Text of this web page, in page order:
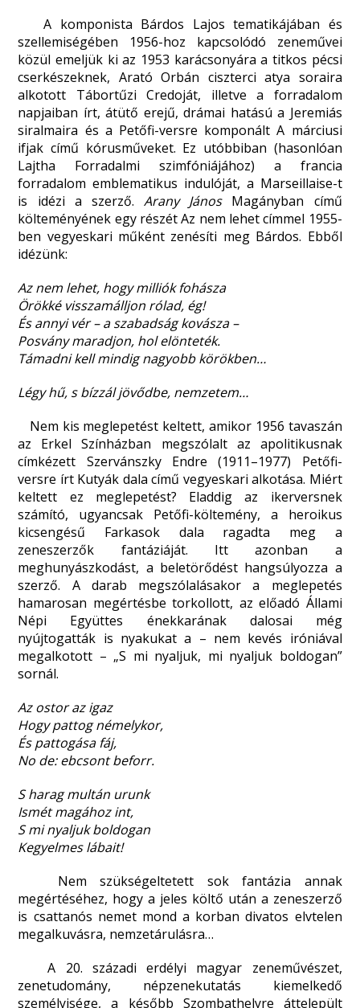
A komponista Bárdos Lajos tematikájában és
szellemiségében 1956-hoz kapcsolódó zeneművei
közül emeljük ki az 1953 karácsonyára a titkos pécsi
cserkészeknek, Arató Orbán ciszterci atya soraira
alkotott Tábortűzi Credoját, illetve a forradalom
napjaiban írt, átütő erejű, drámai hatású a Jeremiás
siralmaira és a Petőfi-versre komponált A márciusi
ifjak című kórusműveket. Ez utóbbiban (hasonlóan
Lajtha Forradalmi szimfóniájához) a francia
forradalom emblematikus indulóját, a Marseillaise-t
is idézi a szerző.Arany JánosMagányban című
költeményének egy részét Az nem lehet címmel 1955-
ben vegyeskari műként zenésíti meg Bárdos. Ebből
idézünk:
Az nem lehet, hogy milliók fohásza
Örökké visszamálljon rólad, ég!
És annyi vér – a szabadság kovásza –
Posvány maradjon, hol elönteték.
Támadni kell mindig nagyobb körökben…
Légy hű, s bízzál jövődbe, nemzetem…
Nem kis meglepetést keltett, amikor 1956 tavaszán
az Erkel Színházban megszólalt az apolitikusnak
címkézett Szervánszky Endre (1911–1977) Petőfi-
versre írt Kutyák dala című vegyeskari alkotása. Miért
keltett ez meglepetést? Eladdig az ikerversnek
számító, ugyancsak Petőfi-költemény, a heroikus
kicsengésű Farkasok dala ragadta meg a
zeneszerzők fantáziáját. Itt azonban a
meghunyászkodást, a beletörődést hangsúlyozza a
szerző. A darab megszólalásakor a meglepetés
hamarosan megértésbe torkollott, az előadó Állami
Népi Együttes énekkarának dalosai még
nyújtogatták is nyakukat a – nem kevés iróniával
megalkotott – „S mi nyaljuk, mi nyaljuk boldogan”
sornál.
Az ostor az igaz
Hogy pattog némelykor,
És pattogása fáj,
No de: ebcsont beforr.
S harag multán urunk
Ismét magához int,
S mi nyaljuk boldogan
Kegyelmes lábait!
Nem szükségeltetett sok fantázia annak
megértéséhez, hogy a jeles költő után a zeneszerző
is csattanós nemet mond a korban divatos elvtelen
megalkuvásra, nemzetárulásra…
A 20. századi erdélyi magyar zeneművészet,
zenetudomány, népzenekutatás kiemelkedő
személyisége, a később Szombathelyre áttelepült